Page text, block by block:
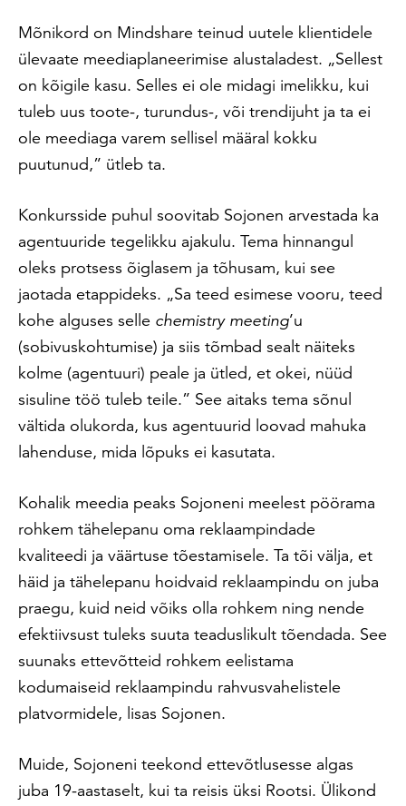
Mõnikord on Mindshare teinud uutele klientidele
ülevaate meediaplaneerimise alustaladest. „Sellest
on kõigile kasu. Selles ei ole midagi imelikku, kui
tuleb uus toote-, turundus-, või trendijuht ja ta ei
ole meediaga varem sellisel määral kokku
puutunud,” ütleb ta.
Konkursside puhul soovitab Sojonen arvestada ka
agentuuride tegelikku ajakulu. Tema hinnangul
oleks protsess õiglasem ja tõhusam, kui see
jaotada etappideks. „Sa teed esimese vooru, teed
kohe alguses selle chemistry meeting’u
(sobivuskohtumise) ja siis tõmbad sealt näiteks
kolme (agentuuri) peale ja ütled, et okei, nüüd
sisuline töö tuleb teile.” See aitaks tema sõnul
vältida olukorda, kus agentuurid loovad mahuka
lahenduse, mida lõpuks ei kasutata.
Kohalik meedia peaks Sojoneni meelest pöörama
rohkem tähelepanu oma reklaampindade
kvaliteedi ja väärtuse tõestamisele. Ta tõi välja, et
häid ja tähelepanu hoidvaid reklaampindu on juba
praegu, kuid neid võiks olla rohkem ning nende
efektiivsust tuleks suuta teaduslikult tõendada. See
suunaks ettevõtteid rohkem eelistama
kodumaiseid reklaampindu rahvusvahelistele
platvormidele, lisas Sojonen.
Muide, Sojoneni teekond ettevõtlusesse algas
juba 19-aastaselt, kui ta reisis üksi Rootsi. Ülikond